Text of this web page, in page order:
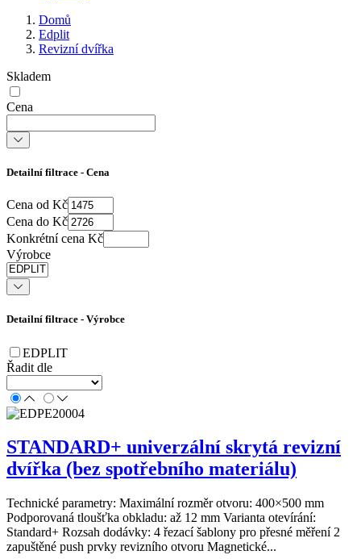
Domů
Edplit
Revizní dvířka
Skladem
Cena
Detailní filtrace - Cena
Cena od Kč
Cena do Kč
Konkrétní cena Kč
Výrobce
Detailní filtrace - Výrobce
EDPLIT
Řadit dle
STANDARD+ univerzální skrytá revizní
dvířka (bez spotřebního materiálu)
Technické parametry: Maximální rozměr otvoru: 400×500 mm
Podporovaná tloušťka obkladu: až 12 mm Varianta otevírání:
Standard+ Rozsah dodávky: 4 řezací šablony pro přesné měření 2
zapuštěné push prvky revizního otvoru Magnetické...